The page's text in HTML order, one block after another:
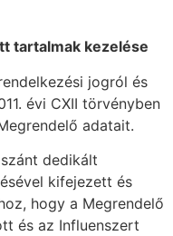
tartalmak kezelése
jogról és
évi CXII törvényben
adatait.
dedikált
kifejezett és
hogy a Megrendelő
és az Influenszert